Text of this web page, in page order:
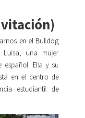
en el Bulldog
una mujer
español. Ella y su
en el centro de
estudiantil de